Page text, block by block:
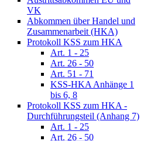
VK
Abkommen über Handel und
Zusammenarbeit (HKA)
Protokoll KSS zum HKA
Art. 1 - 25
Art. 26 - 50
Art. 51 - 71
KSS-HKA Anhänge 1
bis 6, 8
Protokoll KSS zum HKA -
Durchführungsteil (Anhang 7)
Art. 1 - 25
Art. 26 - 50